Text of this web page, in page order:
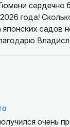
сердечно
года!
садов
очень